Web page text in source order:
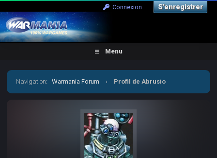
Connexion S’enregistrer
Menu
Navigation:Warmania Forum › Profil de Abrusio